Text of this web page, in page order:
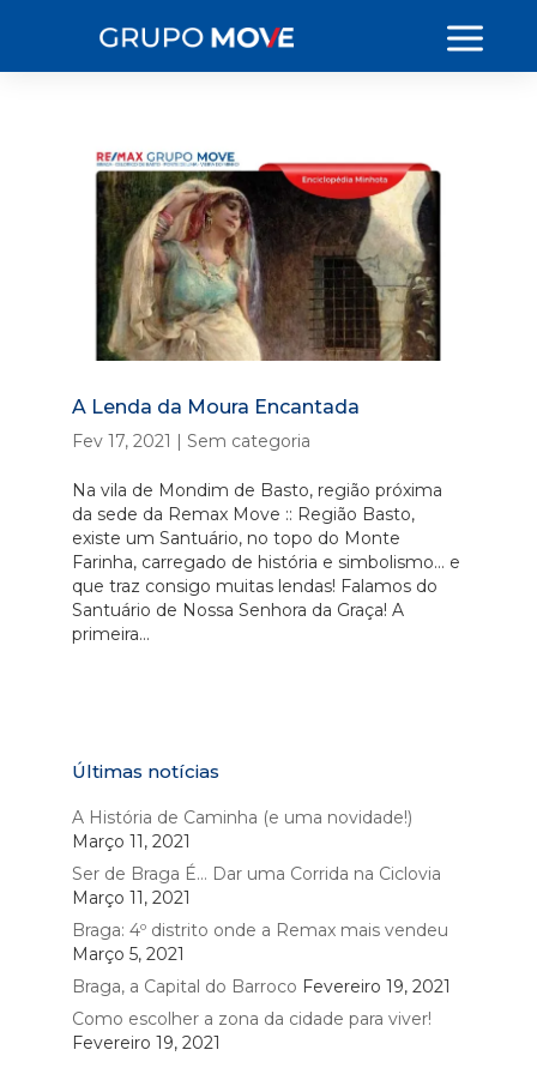
A Lenda da Moura Encantada
Fev 17, 2021 | Sem categoria
Na vila de Mondim de Basto, região próxima
da sede da Remax Move :: Região Basto,
existe um Santuário, no topo do Monte
Farinha, carregado de história e simbolismo… e
que traz consigo muitas lendas! Falamos do
Santuário de Nossa Senhora da Graça! A
primeira...
Últimas notícias
A História de Caminha (e uma novidade!)
Março 11, 2021
Ser de Braga É… Dar uma Corrida na Ciclovia
Março 11, 2021
Braga: 4º distrito onde a Remax mais vendeu
Março 5, 2021
Braga, a Capital do Barroco Fevereiro 19, 2021
Como escolher a zona da cidade para viver!
Fevereiro 19, 2021